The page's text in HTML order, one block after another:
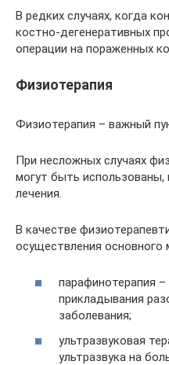
В редких случаях, когда
костно-дегенеративных
операции на пораженных
Физиотерапия
Физиотерапия – важный
При несложных случаях
могут быть использованы,
лечения.
В качестве
осуществления основного
парафинотерапия
прикладывания
заболевания;
ультразвуковая
ультразвука на